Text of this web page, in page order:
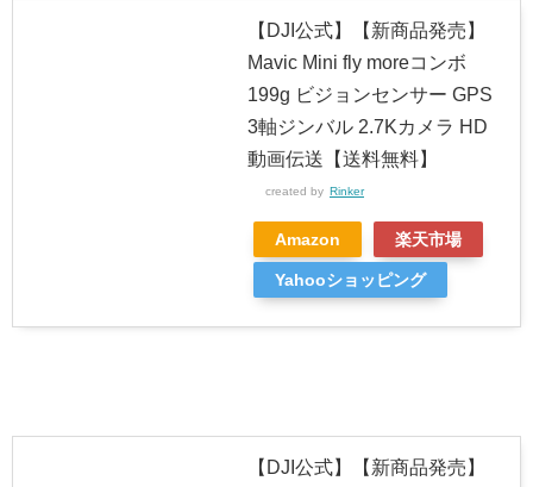
【DJI公式】【新商品発売】
Mavic Mini fly moreコンボ
199g ビジョンセンサー GPS
3軸ジンバル 2.7Kカメラ HD
動画伝送【送料無料】
created by Rinker
Amazon 楽天市場
Yahooショッピング
【DJI公式】【新商品発売】